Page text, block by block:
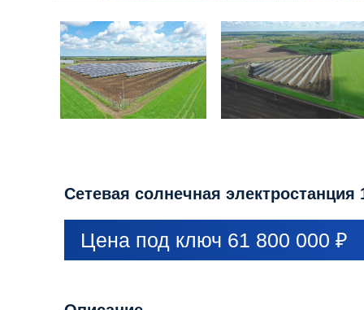
Сетевая солнечная электростанция
Цена под ключ 61 800 000 ₽